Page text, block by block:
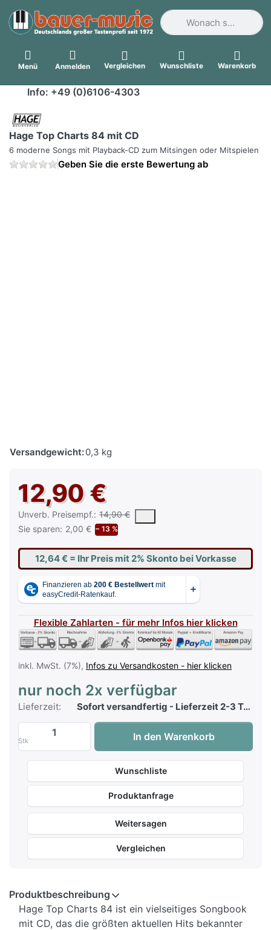
Geben Sie einen
Menü Anmelden Vergleichen Wunschliste Warenkorb
Info: +49 (0)6106-4303
Hage Top Charts 84 mit CD
6 moderne Songs mit Playback-CD zum Mitsingen oder Mitspielen
Geben Sie die erste Bewertung ab
Versandgewicht:0,3 kg
12,90 €
Unverb. Preisempf.: 14,90 €
Die UVP ist der vorgeschlagene oder empfohlene
Sie sparen: 2,00 € − 13 %
12,64 € = Ihr Preis mit 2% Skonto bei Vorkasse
Flexible Zahlarten - für mehr Infos hier klicken
inkl. MwSt. (7%), Infos zu Versandkosten - hier klicken
nur noch 2x verfügbar
Lieferzeit: Sofort versandfertig - Lieferzeit 2-3 Tage
Stk
Hage Top Charts 84 mit CD zu 12,90 €,
In den Warenkorb
Wunschliste
Produktanfrage
Weitersagen
Vergleichen
Produktbeschreibung
Hage Top Charts 84 ist ein vielseitiges Songbook
mit CD, das die größten aktuellen Hits bekannter